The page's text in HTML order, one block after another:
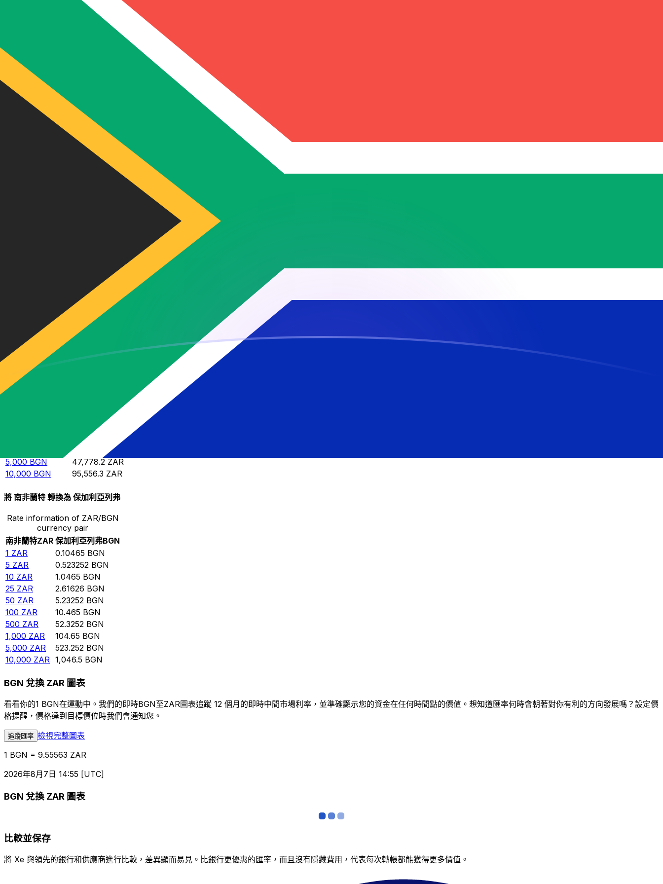
ZAR
1.00BGN 9.55563219
中間市場匯率於 14:55 [UTC]
我們可以提供比競爭對手更優惠的匯率。
我們的轉換器會使用匯率中間價。這僅供參考。您匯款時不會獲得此匯率。
今日BGN兌ZAR匯率
將 保加利亞列弗 轉換為 南非蘭特
Rate information of BGN/ZAR
currency pair
保加利亞列弗BGN 南非蘭特ZAR
BGN
10
ZAR
955.563
4,777.82
ZAR
9,555.63
ZAR
5,000 BGN 47,778.2 ZAR
10,000 BGN 95,556.3 ZAR
將 南非蘭特 轉換為 保加利亞列弗
Rate information of ZAR/BGN
currency pair
南非蘭特ZAR 保加利亞列弗BGN
1 ZAR 0.10465 BGN
5 ZAR 0.523252 BGN
10 ZAR 1.0465 BGN
25 ZAR 2.61626 BGN
50 ZAR 5.23252 BGN
100 ZAR 10.465 BGN
500 ZAR 52.3252 BGN
1,000 ZAR 104.65 BGN
5,000 ZAR 523.252 BGN
10,000 ZAR 1,046.5 BGN
BGN 兌換 ZAR 圖表
看看你的1 BGN在運動中。我們的即時BGN至ZAR圖表追蹤 12 個月的即時中間市場利率，並準確顯示您的資金在任何時間點的價值。想知道匯率何時會朝著對你有利的方向發展嗎？設定價
格提醒，價格達到目標價位時我們會通知您。
追蹤匯率 檢視完整圖表
1 BGN = 9.55563 ZAR
2026年8月7日 14:55 [UTC]
BGN 兌換 ZAR 圖表
比較並保存
將 Xe 與領先的銀行和供應商進行比較，差異顯而易見。比銀行更優惠的匯率，而且沒有隱藏費用，代表每次轉帳都能獲得更多價值。